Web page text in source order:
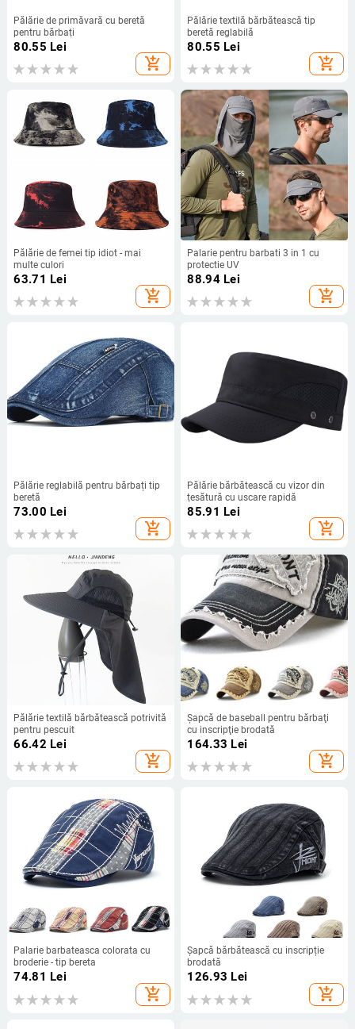
Pălărie de primăvară cu beretă
pentru bărbați
80.55 Lei
add_shopping_cart
Pălărie textilă bărbătească tip
beretă reglabilă
80.55 Lei
add_shopping_cart
Pălărie de femei tip idiot - mai
multe culori
63.71 Lei
add_shopping_cart
Palarie pentru barbati 3 in 1 cu
protectie UV
88.94Lei
add_shopping_cart
Pălărie reglabilă pentru bărbați tip
beretă
73.00 Lei
add_shopping_cart
Pălărie bărbătească cu vizor din
țesătură cu uscare rapidă
85.91 Lei
add_shopping_cart
Pălărie textilă bărbătească potrivită
pentru pescuit
66.42 Lei
add_shopping_cart
Şapcă de baseball pentru bărbaţi
cu inscripţie brodată
164.33 Lei
add_shopping_cart
Palarie barbateasca colorata cu
broderie - tip bereta
74.81 Lei
add_shopping_cart
Șapcă bărbătească cu inscripție
brodată
126.93 Lei
add_shopping_cart